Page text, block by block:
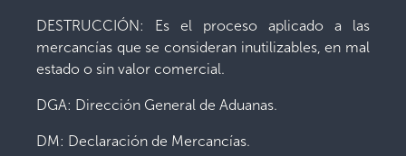
DESTRUCCIÓN: Es el proceso aplicado a las
mercancías que se consideran inutilizables, en mal
estado o sin valor comercial.
DGA: Dirección General de Aduanas.
DM: Declaración de Mercancías.